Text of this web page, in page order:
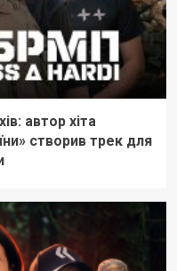
автор хіта
створив трек для